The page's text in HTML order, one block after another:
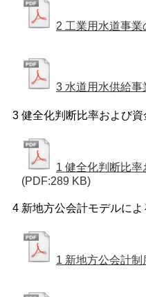
2 工業用水道事業
3 水道用水供給事
3 健全化判断比率および
1 健全化判断比
(PDF:289 KB)
4 新地方公会計モデルに
1 新地方公会計制